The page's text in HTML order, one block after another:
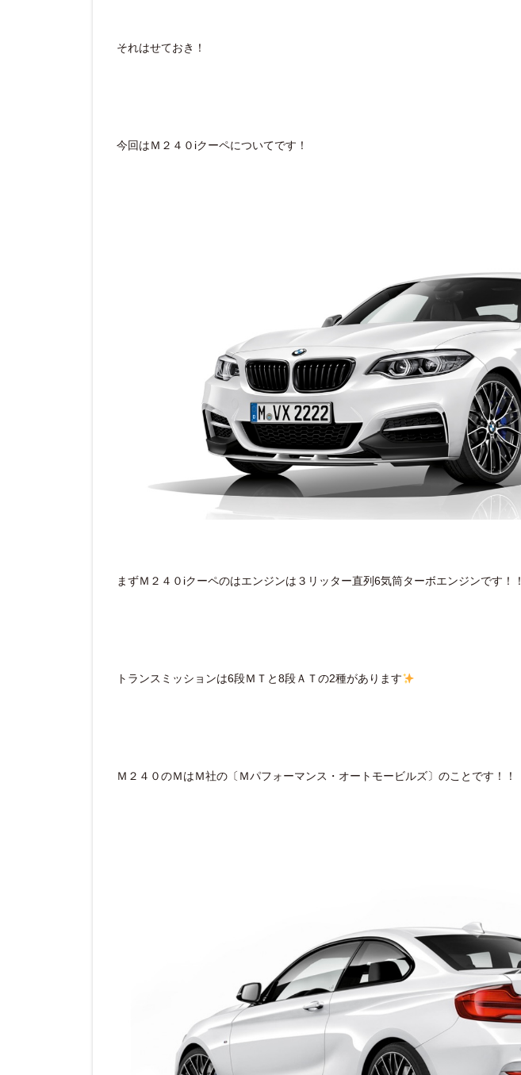
それはせておき！
今回はＭ２４０iクーペについてです！
まずＭ２４０iクーペのはエンジンは３リッター直列6気筒ターボエンジンです！！
トランスミッションは6段ＭＴと8段ＡＴの2種があります
Ｍ２４０のＭはＭ社の〔Ｍパフォーマンス・オートモービルズ〕のことです！！